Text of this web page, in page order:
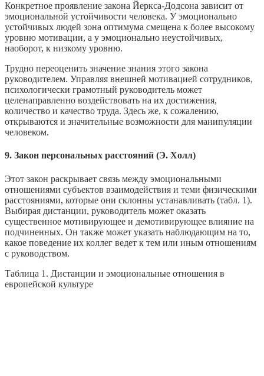
Конкретное проявление закона Йеркса-Додсона зависит от
эмоциональной устойчивости человека. У эмоционально
устойчивых людей зона оптимума смещена к более высокому
уровню мотивации, а у эмоционально неустойчивых,
наоборот, к низкому уровню.
Трудно переоценить значение знания этого закона
руководителем. Управляя внешней мотивацией сотрудников,
психологически грамотный руководитель может
целенаправленно воздействовать на их достижения,
количество и качество труда. Здесь же, к сожалению,
открываются и значительные возможности для манипуляции
человеком.
9. Закон персональных расстояний (Э. Холл)
Этот закон раскрывает связь между эмоциональными
отношениями субъектов взаимодействия и теми физическими
расстояниями, которые они склонны устанавливать (табл. 1).
Выбирая дистанции, руководитель может оказать
существенное мотивирующее и демотивирующее влияние на
подчиненных. Он также может указать наблюдающим на то,
какое поведение их коллег ведет к тем или иным отношениям
с руководством.
Таблица 1. Дистанции и эмоциональные отношения в
европейской культуре